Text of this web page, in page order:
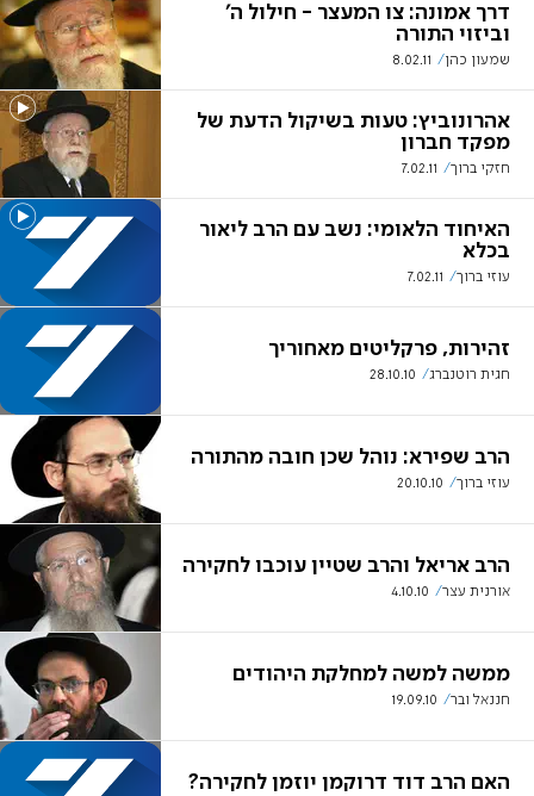
דרך אמונה: צו המעצר - חילול ה'
וביזוי התורה
שמעון כהן 8.02.11
אהרונוביץ: טעות בשיקול הדעת של
מפקד חברון
חזקי ברוך 7.02.11
האיחוד הלאומי: נשב עם הרב ליאור
בכלא
עוזי ברוך 7.02.11
זהירות, פרקליטים מאחוריך
חגית רוטנברג 28.10.10
הרב שפירא: נוהל שכן חובה מהתורה
עוזי ברוך 20.10.10
הרב אריאל והרב שטיין עוכבו לחקירה
אורנית עצר 4.10.10
ממשה למשה למחלקת היהודים
חננאל ובר 19.09.10
האם הרב דוד דרוקמן יוזמן לחקירה?